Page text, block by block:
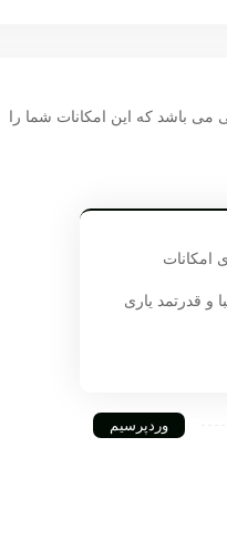
می باشد که این امکانات شما را
امکانات
قدرتمد یاری
وردپرسیم